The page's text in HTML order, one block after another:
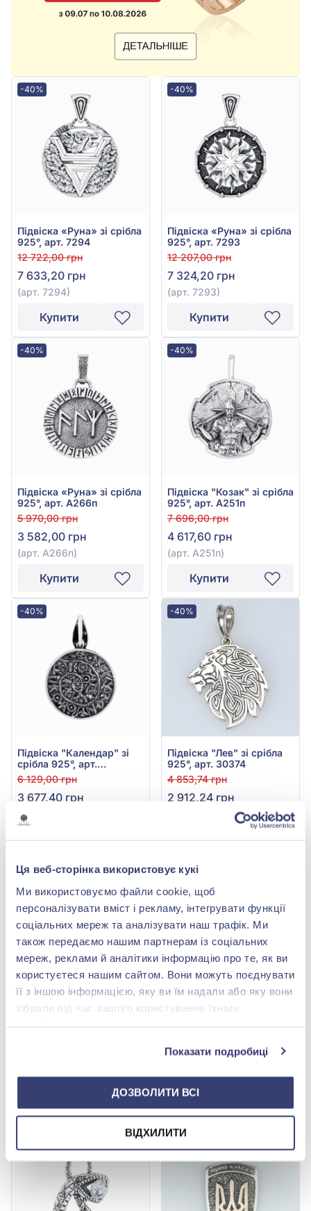
Ця веб-сторінка використовує кукі
Ми використовуємо файли cookie, щоб
персоналізувати вміст і рекламу, інтегрувати функції
соціальних мереж та аналізувати наш трафік. Ми
також передаємо нашим партнерам із соціальних
мереж, реклами й аналітики інформацію про те, як ви
користуєтеся нашим сайтом. Вони можуть поєднувати
її з іншою інформацією, яку ви їм надали або яку вони
зібрали під час вашого користування їхніми
Показати подробиці
ДОЗВОЛИТИ ВСІ
ВІДХИЛИТИ
-40%
Підвіска «Руна» зі срібла
925°, арт. 7294
12 722,00 грн
7 633,20 грн
(арт. 7294)
Купити
-40%
Підвіска «Руна» зі срібла
925°, арт. 7293
12 207,00 грн
7 324,20 грн
(арт. 7293)
Купити
-40%
Підвіска «Руна» зі срібла
925°, арт. А266п
5 970,00 грн
3 582,00 грн
(арт. А266п)
Купити
-40%
Підвіска "Козак" зі срібла
925°, арт. А251п
7 696,00 грн
4 617,60 грн
(арт. А251п)
Купити
-40%
Підвіска "Календар" зі
срібла 925°, арт.
Календарь 2
6 129,00 грн
3 677,40 грн
(арт. Календарь 2)
-40%
Підвіска "Лев" зі срібла
925°, арт. 30374
4 853,74 грн
2 912,24 грн
-40%
Підвіска "Патріот" зі
(арт. Жетон Патриот)
-40%
Підвіска "Зірка Давида"
3 076,80 грн
(арт. Зірка Давида Е)
Купити
-40%